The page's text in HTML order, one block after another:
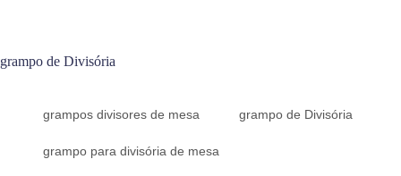
grampo de Divisória
grampos divisores de mesa grampo de Divisória
grampo para divisória de mesa